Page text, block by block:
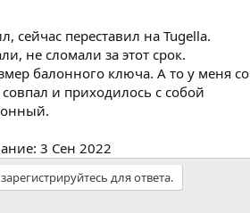
сейчас переставил на Tugella.
не сломали за этот срок.
балонного ключа. А то у меня со
и приходилось с собой
3 Сен 2022
для ответа.